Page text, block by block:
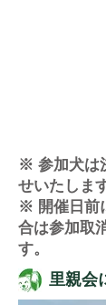
※ 参加犬は
せいたしま
※ 開催日前
合は参加取
す。
里親会